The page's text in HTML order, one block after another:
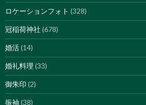
ロケーションフォト (328)
冠稲荷神社 (678)
婚活(14)
婚礼料理 (33)
御朱印 (2)
振袖 (38)